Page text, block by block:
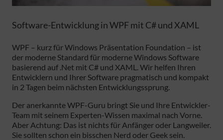
Software-Entwicklung in WPF mit C# und XAML
WPF – kurz für Windows Präsentation Foundation – ist
der moderne Standard für moderne Windows Software
basierend auf .Net mit C# und XAML. Wir helfen Ihren
Entwicklern und Ihrer Software pragmatisch und kompakt
in 2 Tagen beim nächsten Entwicklungssprung.
Der anerkannte WPF-Guru bringt Sie und Ihre Entwickler-
Team mit seinem Experten-Wissen maximal nach Vorne.
Aber Achtung: Das ist nichts für Anfänger oder Langweiler.
Sie sollten schon ein bisschen Nerd oder Geek sein.